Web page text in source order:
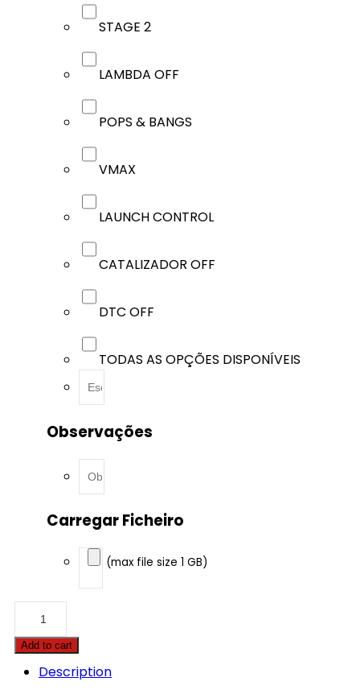
STAGE 2
LAMBDA OFF
POPS & BANGS
VMAX
LAUNCH CONTROL
CATALIZADOR OFF
DTC OFF
TODAS AS OPÇÕES DISPONÍVEIS
Observações
Carregar Ficheiro
(max file size 1 GB)
A4
-
TFSI
Add to cart
Description